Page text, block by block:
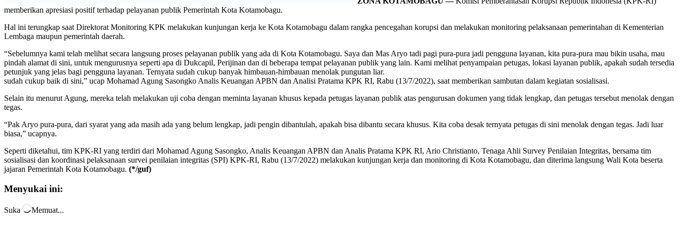
LABEL
Kota Kotamobagu
KPK RI
Layanan Publik
Facebook
Twitter
Pinterest
Email
Print
LINE
Berita berikutnya DPRD Kotamobagu Bentuk Pansus Perubahan RTRW Kotamobagu Tahun 2022-2042
BERITA TERKAITDARI PENULIS